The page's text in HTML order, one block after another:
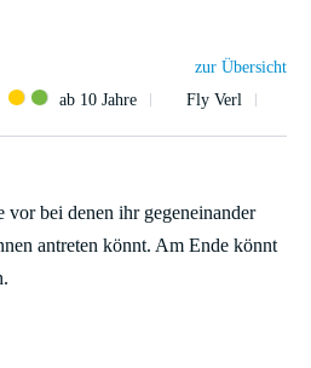
zur Übersicht
ab 10 Jahre Fly Verl
vor bei denen ihr gegeneinander
antreten könnt. Am Ende könnt